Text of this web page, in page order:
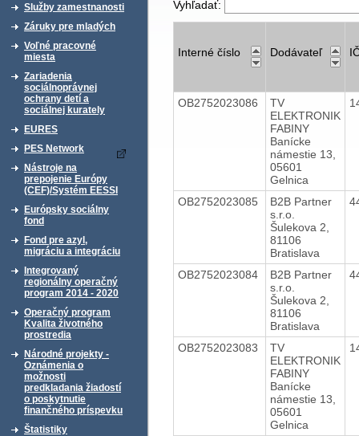
Služby zamestnanosti
Záruky pre mladých
Voľné pracovné
miesta
Zariadenia
sociálnoprávnej
ochrany detí a
sociálnej kurately
EURES
PES Network
Nástroje na
prepojenie Európy
(CEF)/Systém EESSI
Európsky sociálny
fond
Fond pre azyl,
migráciu a integráciu
Integrovaný
regionálny operačný
program 2014 - 2020
Operačný program
Kvalita životného
prostredia
Národné projekty -
Oznámenia o
možnosti
predkladania žiadostí
o poskytnutie
finančného príspevku
Štatistiky
Vyhľadať:
Interné číslo Dodávateľ
OB2752023086
TV
ELEKTRONIK
FABINY
Banícke
námestie 13,
05601
Gelnica
OB2752023085
B2B Partner
s.r.o.
Šulekova 2,
81106
Bratislava
OB2752023084
B2B Partner
s.r.o.
Šulekova 2,
81106
Bratislava
OB2752023083
TV
ELEKTRONIK
FABINY
Banícke
námestie 13,
05601
Gelnica